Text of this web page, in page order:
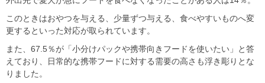
このときはおやつを与える、少量ずつ与える、食べやすいものへ変
更するといった対応が取られています。
また、67.5％が「小分けパックや携帯向きフードを使いたい」と答
えており、日常的な携帯フードに対する需要の高さも浮き彫りとな
りました。